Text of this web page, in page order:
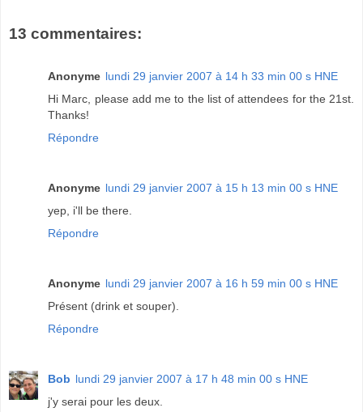
13 commentaires:
Anonyme lundi 29 janvier 2007 à 14 h 33 min 00 s HNE
Hi Marc, please add me to the list of attendees for the 21st.
Thanks!
Répondre
Anonyme lundi 29 janvier 2007 à 15 h 13 min 00 s HNE
yep, i'll be there.
Répondre
Anonyme lundi 29 janvier 2007 à 16 h 59 min 00 s HNE
Présent (drink et souper).
Répondre
Bob lundi 29 janvier 2007 à 17 h 48 min 00 s HNE
j'y serai pour les deux.